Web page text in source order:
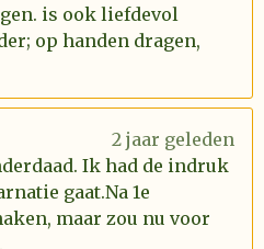
is ook liefdevol
op handen dragen,
2 jaar geleden
Ik had de indruk
gaat.Na 1e
maar zou nu voor